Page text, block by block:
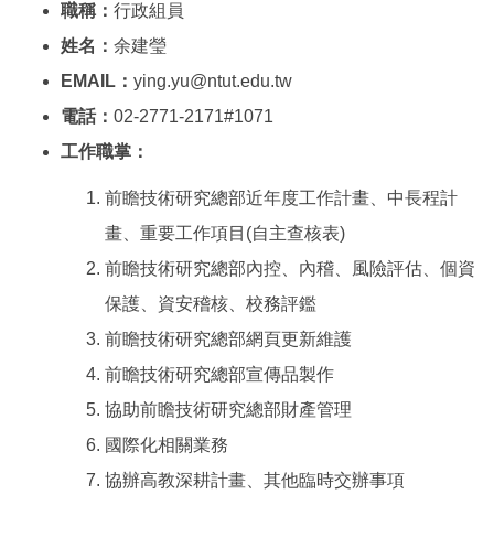
職稱： 行政組員
姓名： 余建瑩
EMAIL： ying.yu@ntut.edu.tw
電話： 02-2771-2171#1071
工作職掌：
前瞻技術研究總部近年度工作計畫、中長程計
畫、重要工作項目(自主查核表)
前瞻技術研究總部內控、內稽、風險評估、個資
保護、資安稽核、校務評鑑
前瞻技術研究總部網頁更新維護
前瞻技術研究總部宣傳品製作
協助前瞻技術研究總部財產管理
國際化相關業務
協辦高教深耕計畫、其他臨時交辦事項